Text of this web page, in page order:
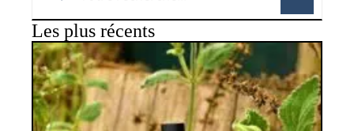
Les plus récents